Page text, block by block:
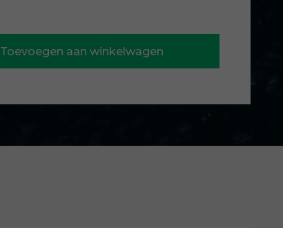
Toevoegen aan winkelwagen